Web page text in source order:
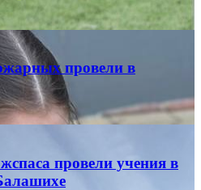
провели в
провели учения в